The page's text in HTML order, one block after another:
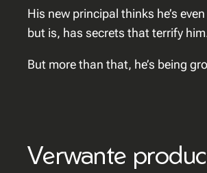
His new principal thinks he’s
but is, has secrets that terrify
But more than that, he’s being
Verwante